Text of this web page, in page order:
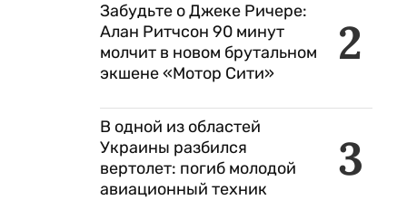
2
Забудьте о Джеке Ричере:
Алан Ритчсон 90 минут
молчит в новом брутальном
экшене «Мотор Сити»
3
В одной из областей
Украины разбился
вертолет: погиб молодой
авиационный техник